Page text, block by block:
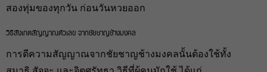
สองทุ่มของทุกวัน ก่อนวันหวยออก
วิธีสังเกตสัญญาณตัวเลข จากชัยชาญช้างมงคล
การตีความสัญญาณจากชัยชาญช้างมงคลนั้นต้องใช้ทั้ง